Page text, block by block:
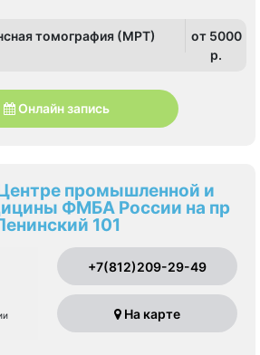
томография (МРТ)
от 5000
p.
Онлайн запись
промышленной и
ФМБА России на пр
101
+7(812)209-29-49
На карте